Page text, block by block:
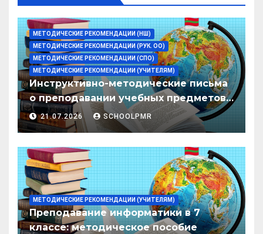
МЕТОДИЧЕСКИЕ РЕКОМЕНДАЦИИ (НШ)
МЕТОДИЧЕСКИЕ РЕКОМЕНДАЦИИ (РУК. ОО)
МЕТОДИЧЕСКИЕ РЕКОМЕНДАЦИИ (СПО)
МЕТОДИЧЕСКИЕ РЕКОМЕНДАЦИИ (УЧИТЕЛЯМ)
Инструктивно-методические письма
о преподавании учебных предметов/
дисциплин в организациях
образования ПМР на 2026/27 уч. год
21.07.2026 SCHOOLPMR
МЕТОДИЧЕСКИЕ РЕКОМЕНДАЦИИ (УЧИТЕЛЯМ)
Преподавание информатики в 7
классе: методическое пособие